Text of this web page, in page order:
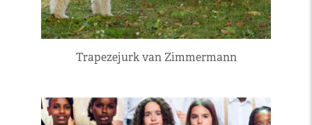
Trapezejurk van Zimmermann